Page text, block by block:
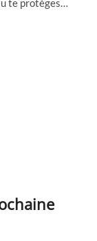
te protèges…